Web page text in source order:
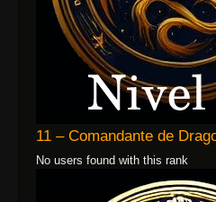
11 – Comandante de
No users found with this rank